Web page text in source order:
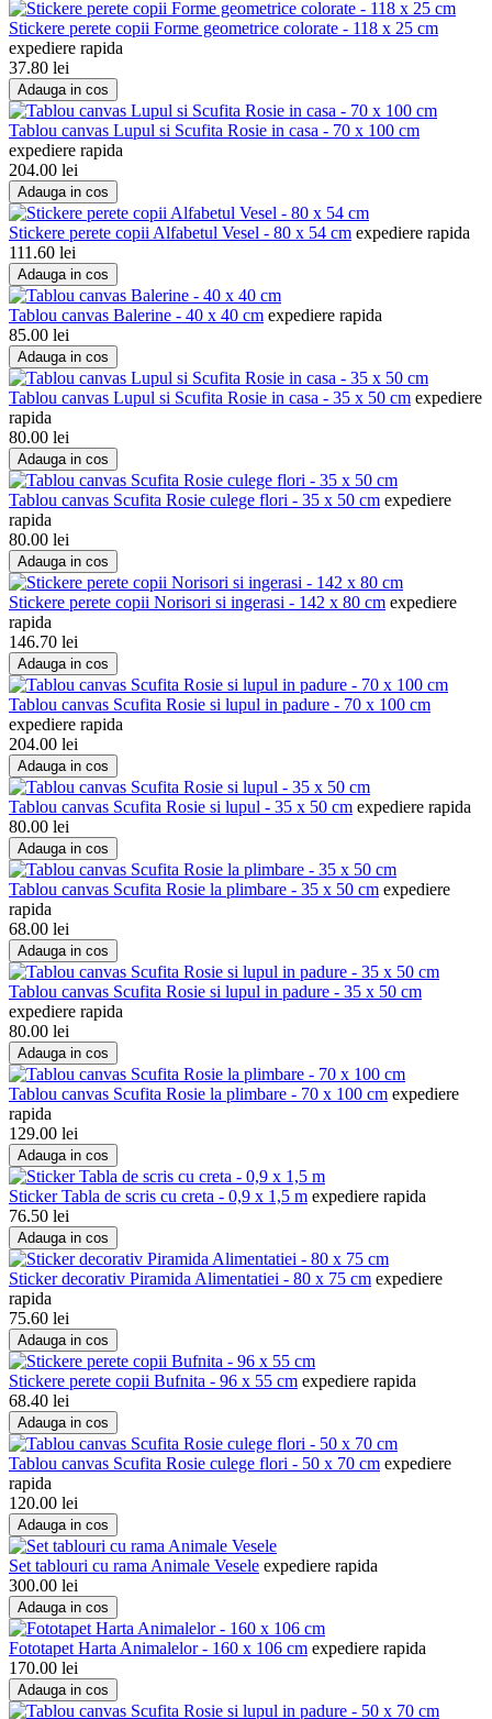
Stickere perete copii Forme geometrice colorate - 118 x 25 cm
expediere rapida
37.80 lei
Adauga in cos
Tablou canvas Lupul si Scufita Rosie in casa - 70 x 100 cm
expediere rapida
204.00 lei
Adauga in cos
Stickere perete copii Alfabetul Vesel - 80 x 54 cm expediere rapida
111.60 lei
Adauga in cos
Tablou canvas Balerine - 40 x 40 cm expediere rapida
85.00 lei
Adauga in cos
Tablou canvas Lupul si Scufita Rosie in casa - 35 x 50 cm expediere
rapida
80.00 lei
Adauga in cos
Tablou canvas Scufita Rosie culege flori - 35 x 50 cm expediere
rapida
80.00 lei
Adauga in cos
Stickere perete copii Norisori si ingerasi - 142 x 80 cm expediere
rapida
146.70 lei
Adauga in cos
Tablou canvas Scufita Rosie si lupul in padure - 70 x 100 cm
expediere rapida
204.00 lei
Adauga in cos
Tablou canvas Scufita Rosie si lupul - 35 x 50 cm expediere rapida
80.00 lei
Adauga in cos
Tablou canvas Scufita Rosie la plimbare - 35 x 50 cm expediere
rapida
68.00 lei
Adauga in cos
Tablou canvas Scufita Rosie si lupul in padure - 35 x 50 cm
expediere rapida
80.00 lei
Adauga in cos
Tablou canvas Scufita Rosie la plimbare - 70 x 100 cm expediere
rapida
129.00 lei
Adauga in cos
Sticker Tabla de scris cu creta - 0,9 x 1,5 m expediere rapida
76.50 lei
Adauga in cos
Sticker decorativ Piramida Alimentatiei - 80 x 75 cm expediere
rapida
75.60 lei
Adauga in cos
Stickere perete copii Bufnita - 96 x 55 cm expediere rapida
68.40 lei
Adauga in cos
Tablou canvas Scufita Rosie culege flori - 50 x 70 cm expediere
rapida
120.00 lei
Adauga in cos
Set tablouri cu rama Animale Vesele expediere rapida
300.00 lei
Adauga in cos
Fototapet Harta Animalelor - 160 x 106 cm expediere rapida
170.00 lei
Adauga in cos